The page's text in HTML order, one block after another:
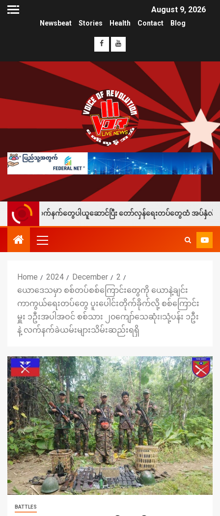
August 9, 2026
Newsbeat Stories Health Contact Blog
နက်တွေပါယူဆောင်ပြီး တော်လှန်ရေးတပ်တွေထံ အပ်နှံလို့ သိန်းတစ်ရာချီ
Home 2024 December
2
ယောဒေသမှာ စစ်တပ်စစ်ကြောင်းတွေကို ယောနဲ့ချင်း
ကာကွယ်ရေးတပ်တွေ ပူးပေါင်းတိုက်ခိုက်လို့ စစ်ကြောင်း
မှူး ၁ဦးအပါအဝင် စစ်သား ၂၀ကျော်သေဆုံး၊သုံ့ပန်း ၁ဦး
နဲ့ လက်နက်ခဲယမ်းများသိမ်းဆည်းရရှိ
BATTLES